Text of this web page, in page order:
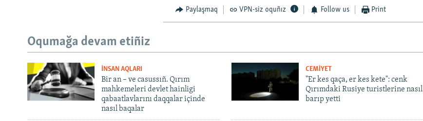
Paylaşmaq VPN-siz oquñız Follow us Print
Oqumağa devam etiñiz
İNSAN AQLARI
Bir an – ve casussıñ. Qırım
mahkemeleri devlet hainligi
qabaatlavlarını daqqalar içinde
nasıl baqalar
CEMİYET
"Er kes qaça, er kes kete": cenk
Qırımdaki Rusiye turistlerine nasıl
barıp yetti